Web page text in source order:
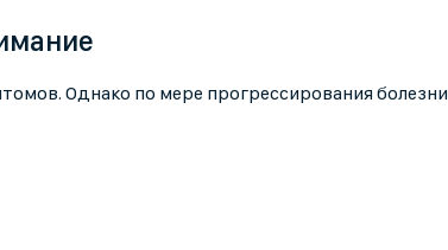
Однако по мере прогрессирования болезни